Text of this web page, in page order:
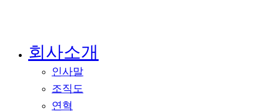
회사소개
인사말
조직도
연혁